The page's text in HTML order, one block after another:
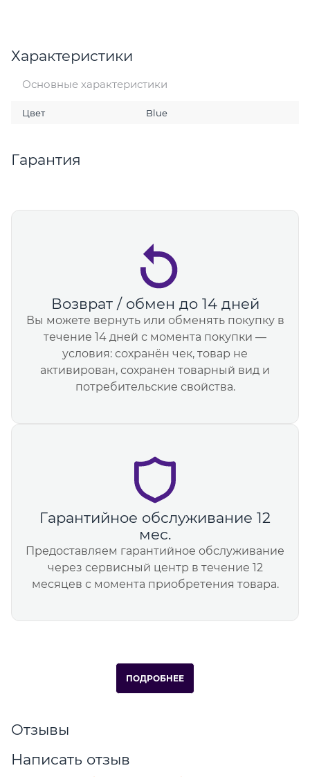
Характеристики
Основные характеристики
Цвет Blue
Гарантия
Возврат / обмен до 14 дней
Вы можете вернуть или обменять покупку в
течение 14 дней с момента покупки —
условия: сохранён чек, товар не
активирован, сохранен товарный вид и
потребительские свойства.
Гарантийное обслуживание 12
мес.
Предоставляем гарантийное обслуживание
через сервисный центр в течение 12
месяцев с момента приобретения товара.
ПОДРОБНЕЕ
Отзывы
Написать отзыв